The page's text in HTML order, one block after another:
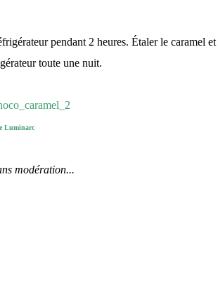
pendant 2 heures. Étaler le caramel et
toute une nuit.
Luminarc
modération...